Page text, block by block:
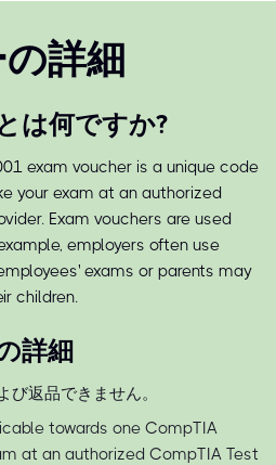
詳細
は何ですか?
exam voucher is a unique code
your exam at an authorized
Exam vouchers are used
employers often use
exams or parents may
children.
詳細
び返品できません。
towards one CompTIA
at an authorized CompTIA Test